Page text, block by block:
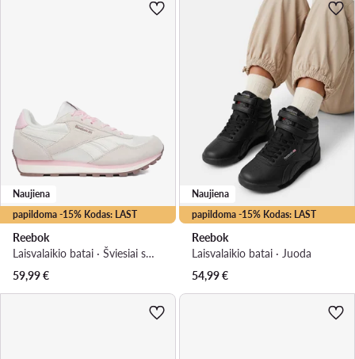
papildoma -15% Kodas: LAST
Naujiena
Reebok
Laisvalaikio batai · Šviesiai smėlinė
59,99€
papildoma -15% Kodas: LAST
Naujiena
Reebok
Laisvalaikio batai · Juoda
54,99€